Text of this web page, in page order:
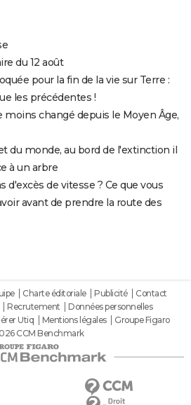
du 12 août
pour la fin de la vie sur Terre :
les précédentes !
moins changé depuis le Moyen Âge,
du monde, au bord de l'extinction il
à un arbre
d'excès de vitesse ? Ce que vous
avant de prendre la route des
Charte éditoriale Publicité
Contact
Recrutement
Données personnelles
Utiq Mentions légales
Groupe Figaro
CCM Benchmark